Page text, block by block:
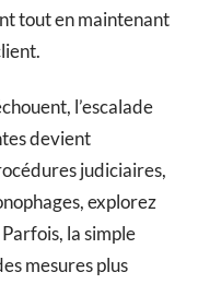
tout en maintenant
l’escalade
devient
judiciaires,
explorez
la simple
mesures plus